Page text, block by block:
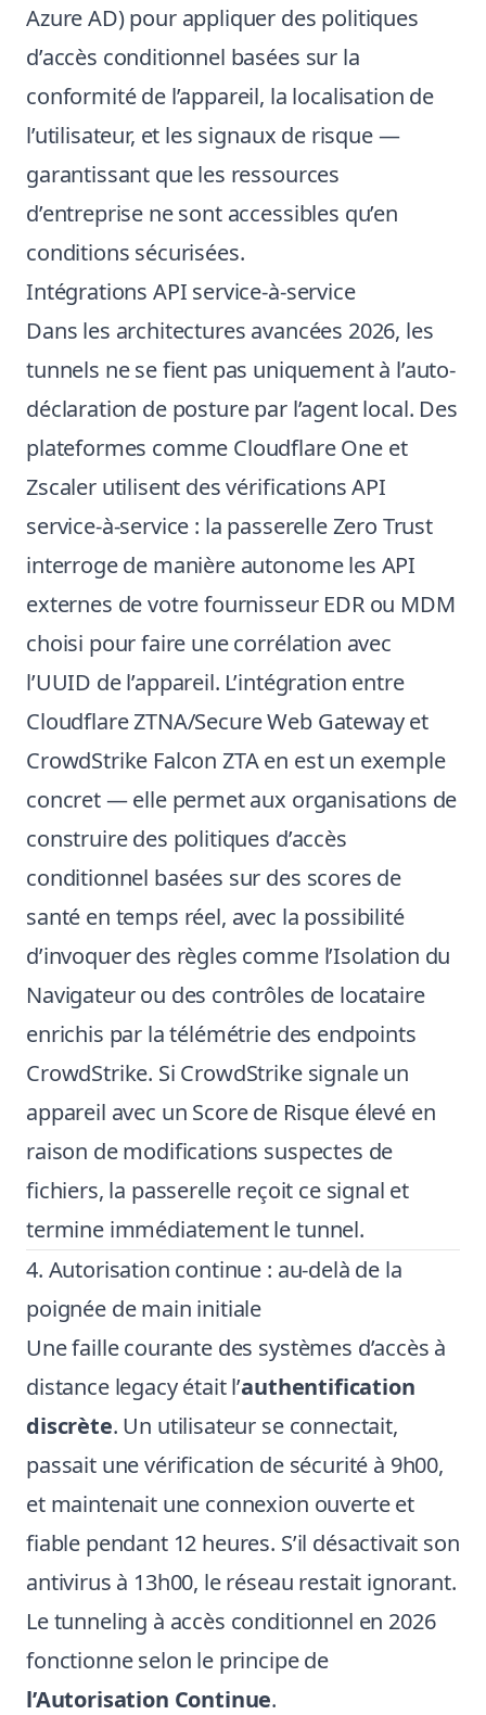
Azure AD) pour appliquer des politiques
d’accès conditionnel basées sur la
conformité de l’appareil, la localisation de
l’utilisateur, et les signaux de risque —
garantissant que les ressources
d’entreprise ne sont accessibles qu’en
conditions sécurisées.
Intégrations API service-à-service
Dans les architectures avancées 2026, les
tunnels ne se fient pas uniquement à l’auto-
déclaration de posture par l’agent local. Des
plateformes comme Cloudflare One et
Zscaler utilisent des vérifications API
service-à-service : la passerelle Zero Trust
interroge de manière autonome les API
externes de votre fournisseur EDR ou MDM
choisi pour faire une corrélation avec
l’UUID de l’appareil. L’intégration entre
Cloudflare ZTNA/Secure Web Gateway et
CrowdStrike Falcon ZTA en est un exemple
concret — elle permet aux organisations de
construire des politiques d’accès
conditionnel basées sur des scores de
santé en temps réel, avec la possibilité
d’invoquer des règles comme l’Isolation du
Navigateur ou des contrôles de locataire
enrichis par la télémétrie des endpoints
CrowdStrike. Si CrowdStrike signale un
appareil avec un Score de Risque élevé en
raison de modifications suspectes de
fichiers, la passerelle reçoit ce signal et
termine immédiatement le tunnel.
4. Autorisation continue : au-delà de la
poignée de main initiale
Une faille courante des systèmes d’accès à
distance legacy était l’authentification
discrète. Un utilisateur se connectait,
passait une vérification de sécurité à 9h00,
et maintenait une connexion ouverte et
fiable pendant 12 heures. S’il désactivait son
antivirus à 13h00, le réseau restait ignorant.
Le tunneling à accès conditionnel en 2026
fonctionne selon le principe de
l’Autorisation Continue.